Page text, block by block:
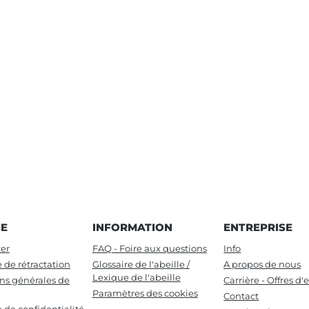
de rétractation
générales de
INFORMATION
FAQ - Foire aux questions
Glossaire de l'abeille /
Lexique de l'abeille
Paramètres des cookies
ENTREPRISE
Info
A propos de nous
Carrière - Offres
Contact